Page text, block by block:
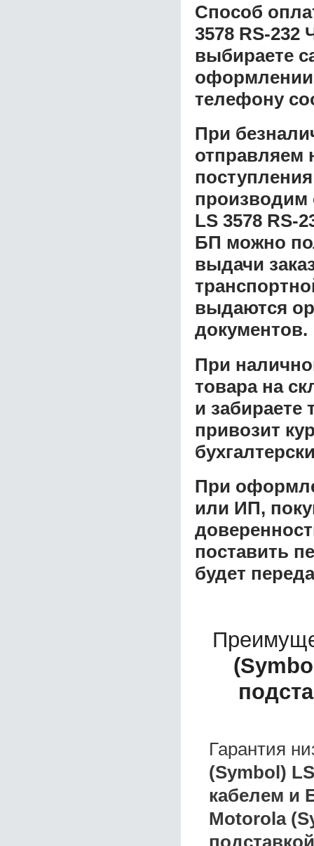
Способ
3578 RS-
выбираете
оформлении
телефону
При
отправляем
производим
LS 3578 RS-
БП можно
выдачи
выдаются
документов.
При
товара на
и забираете
привозит
При
или ИП,
поставить
будет
Гарантия
(Symbol)
кабелем и
Motorola